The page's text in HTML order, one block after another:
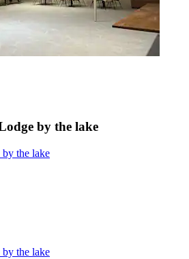
by the lake
the lake
the lake